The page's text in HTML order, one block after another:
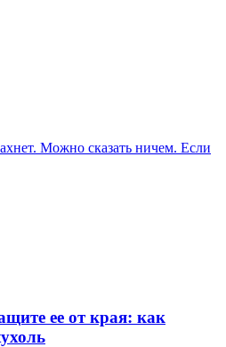
Можно сказать ничем. Если
ее от края: как